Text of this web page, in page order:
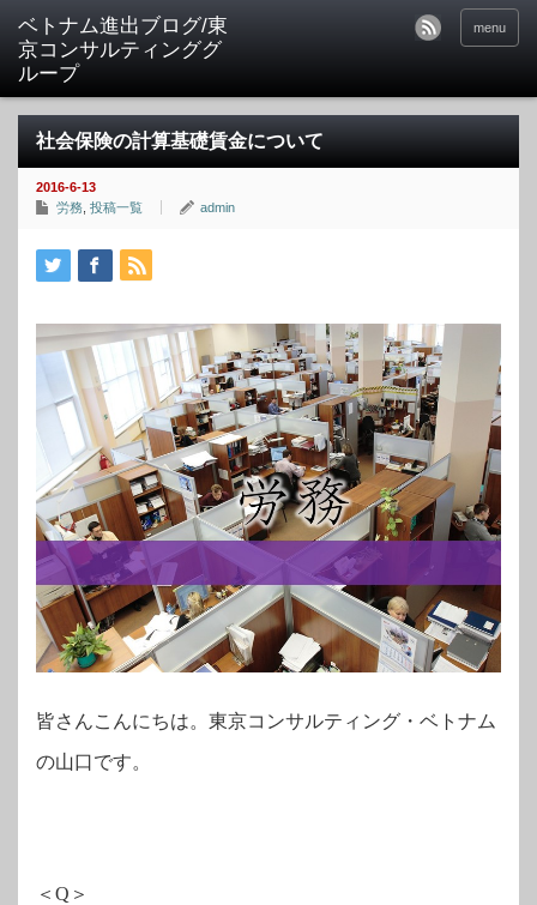
ベトナム進出ブログ/東
京コンサルティンググ
ループ
menu
社会保険の計算基礎賃金について
2016-6-13
労務 投稿一覧 admin
皆さんこんにちは。東京コンサルティング・ベトナム
の山口です。
＜ Q ＞